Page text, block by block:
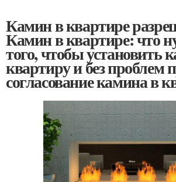
Камин в квартире
Камин в квартире: что
того, чтобы установить
квартиру и без проблем
согласование камина в